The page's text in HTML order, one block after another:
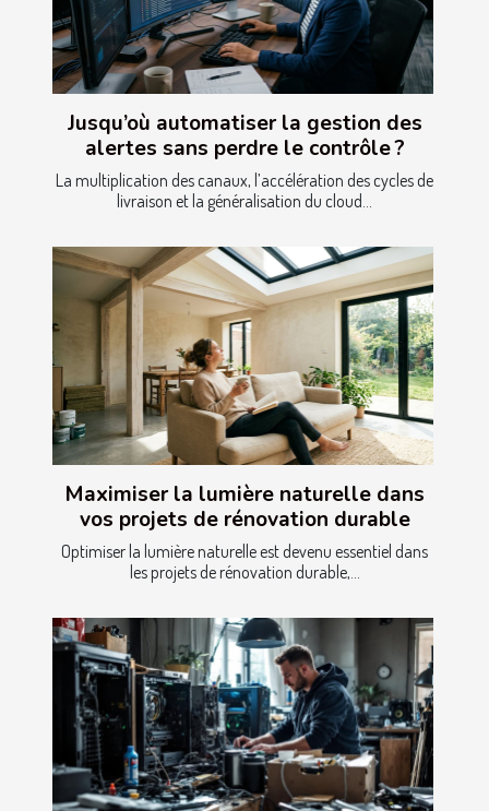
Jusqu’où automatiser la gestion des
alertes sans perdre le contrôle ?
La multiplication des canaux, l’accélération des cycles de
livraison et la généralisation du cloud...
Maximiser la lumière naturelle dans
vos projets de rénovation durable
Optimiser la lumière naturelle est devenu essentiel dans
les projets de rénovation durable,...